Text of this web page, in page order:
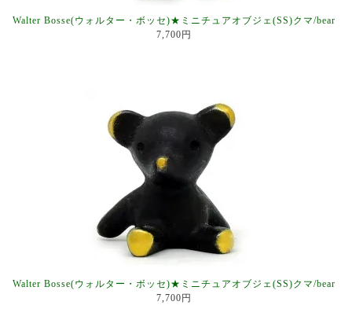
Walter Bosse(ウォルター・ボッセ)★ミニチュアオブジェ(SS)クマ/bear
7,700円
Walter Bosse(ウォルター・ボッセ)★ミニチュアオブジェ(SS)クマ/bear
7,700円